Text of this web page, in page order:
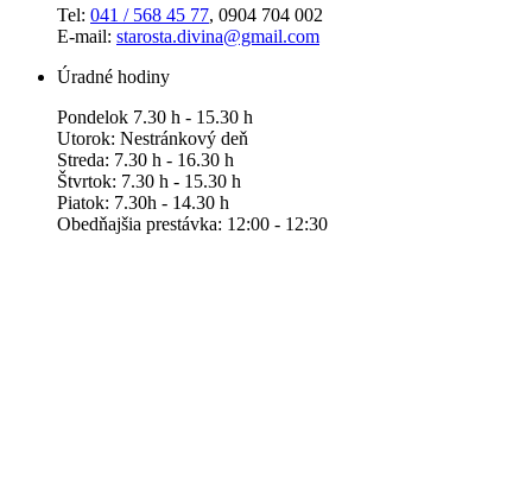
Tel: 041 / 568 45 77, 0904 704 002
E-mail: starosta.divina@gmail.com
Úradné hodiny
Pondelok 7.30 h - 15.30 h
Utorok: Nestránkový deň
Streda: 7.30 h - 16.30 h
Štvrtok: 7.30 h - 15.30 h
Piatok: 7.30h - 14.30 h
Obedňajšia prestávka: 12:00 - 12:30